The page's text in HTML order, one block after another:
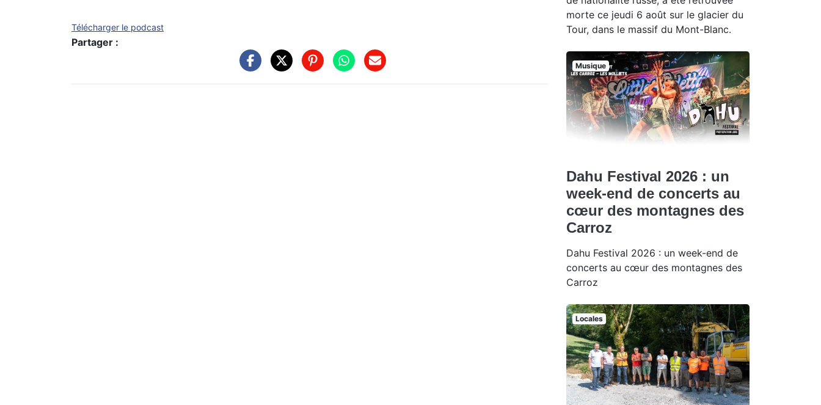
Télécharger le podcast
Partager :
morte ce jeudi 6 août sur le glacier du
Tour, dans le massif du Mont-Blanc.
Musique
Dahu Festival 2026 : un
week-end de concerts au
cœur des montagnes des
Carroz
Dahu Festival 2026 : un week-end de
concerts au cœur des montagnes des
Carroz
Locales